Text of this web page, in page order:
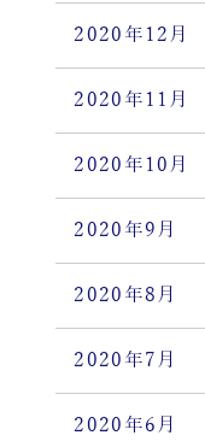
2020年12月
2020年11月
2020年10月
2020年9月
2020年8月
2020年7月
2020年6月